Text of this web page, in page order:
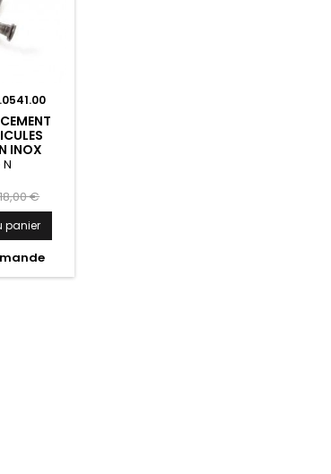
INOX
€
panier